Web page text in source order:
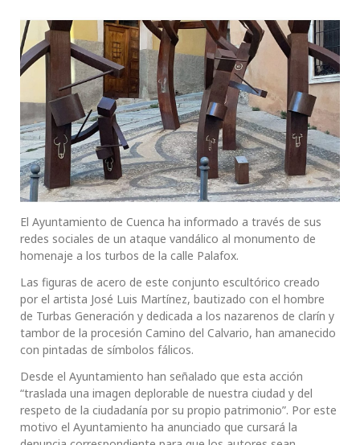
El Ayuntamiento de Cuenca ha informado a través de sus
redes sociales de un ataque vandálico al monumento de
homenaje a los turbos de la calle Palafox.
Las figuras de acero de este conjunto escultórico creado
por el artista José Luis Martínez, bautizado con el hombre
de Turbas Generación y dedicada a los nazarenos de clarín y
tambor de la procesión Camino del Calvario, han amanecido
con pintadas de símbolos fálicos.
Desde el Ayuntamiento han señalado que esta acción
“traslada una imagen deplorable de nuestra ciudad y del
respeto de la ciudadanía por su propio patrimonio”. Por este
motivo el Ayuntamiento ha anunciado que cursará la